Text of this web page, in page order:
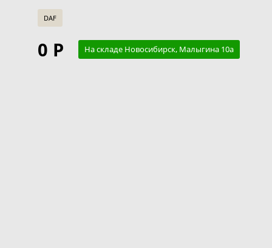
DAF
0 Р На складе Новосибирск, Малыгина 10а